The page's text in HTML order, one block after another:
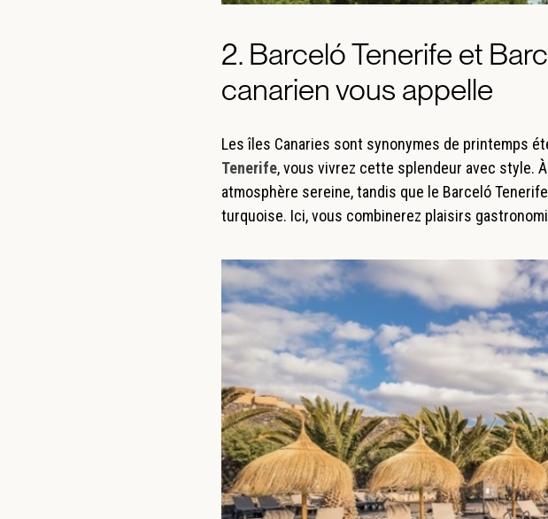
2. Barceló Tenerife et
canarien vous appelle
Les îles Canaries sont synonymes de printemps
Tenerife, vous vivrez cette splendeur avec style.
atmosphère sereine, tandis que le Barceló
turquoise. Ici, vous combinerez plaisirs